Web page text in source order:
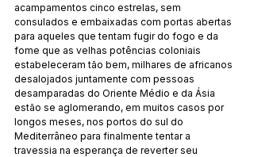
acampamentos cinco estrelas, sem
consulados e embaixadas com portas abertas
para aqueles que tentam fugir do fogo e da
fome que as velhas potências coloniais
estabeleceram tão bem, milhares de africanos
desalojados juntamente com pessoas
desamparadas do Oriente Médio e da Ásia
estão se aglomerando, em muitos casos por
longos meses, nos portos do sul do
Mediterrâneo para finalmente tentar a
travessia na esperança de reverter seu